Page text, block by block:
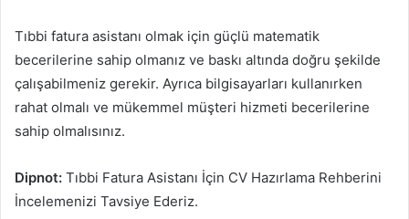
Tıbbi fatura asistanı olmak için güçlü matematik
becerilerine sahip olmanız ve baskı altında doğru şekilde
çalışabilmeniz gerekir. Ayrıca bilgisayarları kullanırken
rahat olmalı ve mükemmel müşteri hizmeti becerilerine
sahip olmalısınız.
Dipnot: Tıbbi Fatura Asistanı İçin CV Hazırlama Rehberini
İncelemenizi Tavsiye Ederiz.